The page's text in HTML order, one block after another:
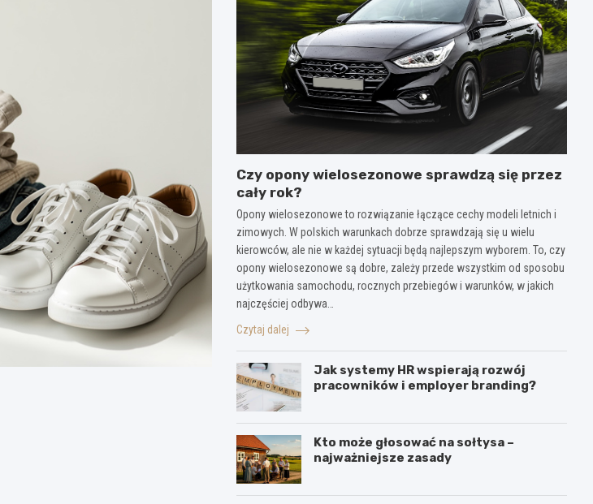
Czy opony wielosezonowe sprawdzą się przez
cały rok?
Opony wielosezonowe to rozwiązanie łączące cechy modeli letnich i
zimowych. W polskich warunkach dobrze sprawdzają się u wielu
kierowców, ale nie w każdej sytuacji będą najlepszym wyborem. To, czy
opony wielosezonowe są dobre, zależy przede wszystkim od sposobu
użytkowania samochodu, rocznych przebiegów i warunków, w jakich
najczęściej odbywa…
Czytaj dalej
Jak systemy HR wspierają rozwój
pracowników i employer branding?
Kto może głosować na sołtysa –
najważniejsze zasady